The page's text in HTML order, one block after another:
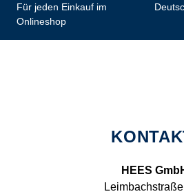
Für jeden Einkauf im
Onlineshop
HEES